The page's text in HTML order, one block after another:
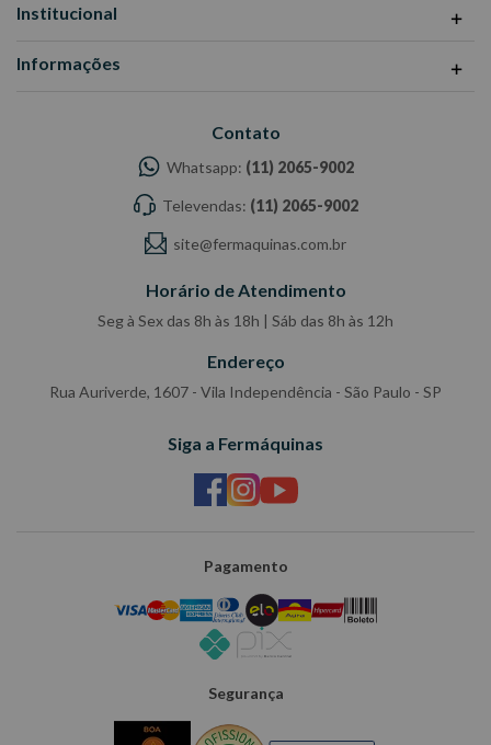
Institucional
Informações
Contato
Whatsapp: (11) 2065-9002
Televendas: (11) 2065-9002
site@fermaquinas.com.br
Horário de Atendimento
Seg à Sex das 8h às 18h | Sáb das 8h às 12h
Endereço
Rua Auriverde, 1607 - Vila Independência - São Paulo - SP
Siga a Fermáquinas
Pagamento
Segurança